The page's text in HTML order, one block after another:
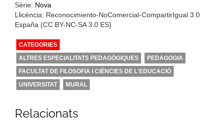
Sèrie: Nova
Llicència: Reconocimiento-NoComercial-CompartirIgual 3.0
España (CC BY-NC-SA 3.0 ES)
CATEGORIES
ALTRES ESPECIALITATS PEDAGÒGIQUES
PEDAGOGIA
FACULTAT DE FILOSOFIA I CIÈNCIES DE L'EDUCACIÓ
UNIVERSITAT
MURAL
Relacionats